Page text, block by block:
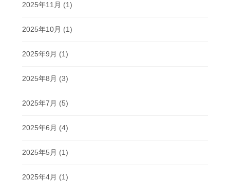
2025年11月 (1)
2025年10月 (1)
2025年9月 (1)
2025年8月 (3)
2025年7月 (5)
2025年6月 (4)
2025年5月 (1)
2025年4月 (1)